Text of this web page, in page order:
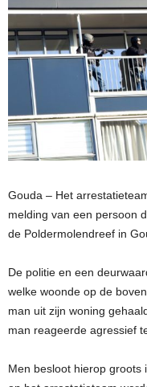
Gouda – Het
melding van een persoon
de Poldermolendreef in
De politie en een
welke woonde op de
man uit zijn woning
man reageerde agressief
Men besloot hierop groots